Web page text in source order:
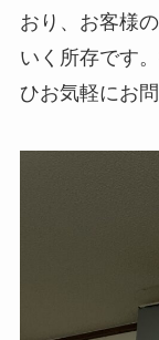
おり、お客様
いく所存です
ひお気軽にお